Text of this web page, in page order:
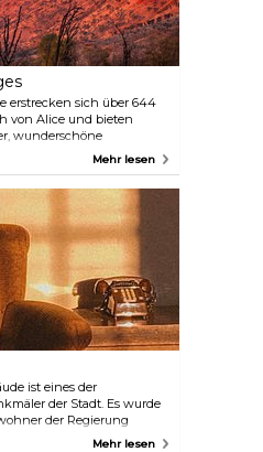
erstrecken sich über 644
von Alice und bieten
wunderschöne
und gute Busch-
sind nur 10-20 km von
Sie sich auf den
die reiche Atmosphäre.
Mehr lesen
ist eines der
der Stadt. Es wurde
der Regierung
1963 sogar QueenMehr lesen